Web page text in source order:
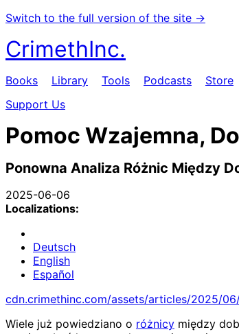
Switch to the full version of the site →
CrimethInc.
Books Library Tools Podcasts Store
Support Us
Pomoc Wzajemna,
Ponowna Analiza Różnic Między
2025-06-06
Localizations:
Deutsch
English
Español
cdn.crimethinc.com/assets/articles/2025/
Wiele już powiedziano o różnicy między